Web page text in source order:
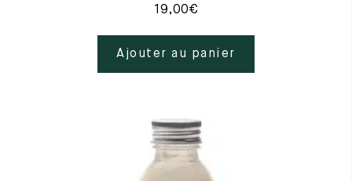
19,00€
Ajouter au panier